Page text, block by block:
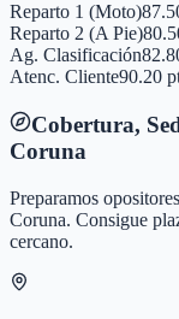
Reparto 1 (Moto)
Reparto 2 (A Pie)
Ag. Clasificación
Atenc. Cliente90.20
Cobertura,
Coruna
Preparamos
Coruna. Consigue
cercano.